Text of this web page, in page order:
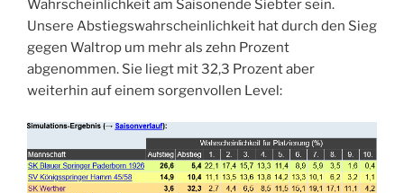
Wahrscheinlichkeit am Saisonende Siebter sein.
Unsere Abstiegswahrscheinlichkeit hat durch den Sieg
gegen Waltrop um mehr als zehn Prozent
abgenommen. Sie liegt mit 32,3 Prozent aber
weiterhin auf einem sorgenvollen Level: